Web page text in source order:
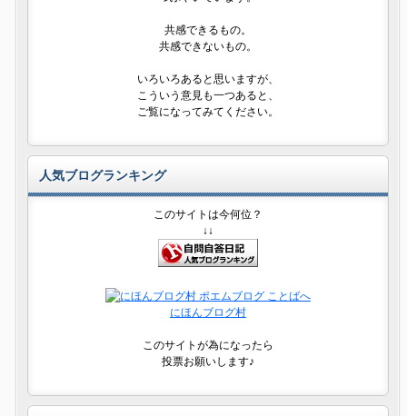
共感できるもの。
共感できないもの。
いろいろあると思いますが、
こういう意見も一つあると、
ご覧になってみてください。
人気ブログランキング
このサイトは今何位？
↓↓
にほんブログ村
このサイトが為になったら
投票お願いします♪